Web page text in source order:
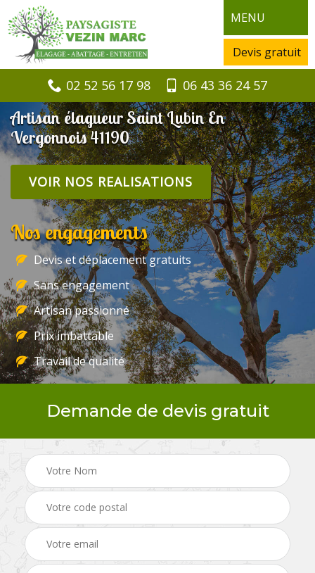
MENU
Devis gratuit
02 52 56 17 98 06 43 36 24 57
Artisan élagueur Saint Lubin En
Vergonnois 41190
VOIR NOS REALISATIONS
Nos engagements
Devis et déplacement gratuits
Sans engagement
Artisan passionné
Prix imbattable
Travail de qualité
Demande de devis gratuit